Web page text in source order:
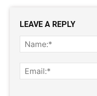
LEAVE A REPLY